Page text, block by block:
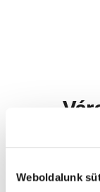
Weboldalunk